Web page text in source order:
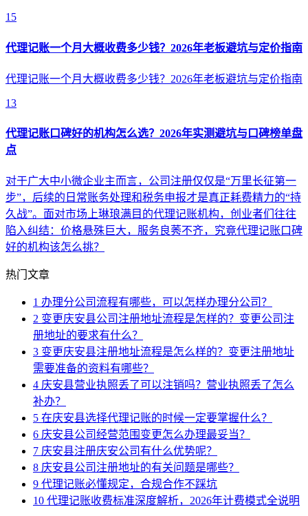
15
代理记账一个月大概收费多少钱？2026年老板避坑与定价指南
代理记账一个月大概收费多少钱？2026年老板避坑与定价指南
13
代理记账口碑好的机构怎么选？2026年实测避坑与口碑榜单盘
点
对于广大中小微企业主而言，公司注册仅仅是“万里长征第一
步”，后续的日常账务处理和税务申报才是真正耗费精力的“持
久战”。面对市场上琳琅满目的代理记账机构，创业者们往往
陷入纠结：价格悬殊巨大，服务良莠不齐，究竟代理记账口碑
好的机构该怎么挑？
热门文章
1 办理分公司流程有哪些，可以怎样办理分公司？
2 变更庆安县公司注册地址流程是怎样的？变更公司注
册地址的要求有什么？
3 变更庆安县注册地址流程是怎么样的？变更注册地址
需要准备的资料有哪些？
4 庆安县营业执照丢了可以注销吗？营业执照丢了怎么
补办？
5 在庆安县选择代理记账的时候一定要掌握什么？
6 庆安县公司经营范围变更怎么办理最妥当？
7 庆安县注册庆安公司有什么优势呢？
8 庆安县公司注册地址的有关问题是哪些？
9 代理记账必懂规定，合规合作不踩坑
10 代理记账收费标准深度解析，2026年计费模式全说明